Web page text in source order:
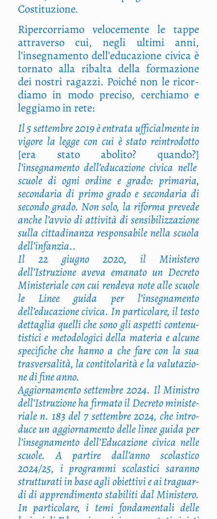
Costituzione.
Riper­cor­ria­mo velo­ce­men­te le tap­pe
attra­ver­so cui, negli ulti­mi anni,
l’insegnamento dell’educazione civi­ca è
tor­na­to alla ribal­ta del­la for­ma­zio­ne
dei nostri ragaz­zi. Poi­ché non le ricor­
dia­mo in modo pre­ci­so, cer­chia­mo e
leg­gia­mo in rete:
Il 5 set­tem­bre 2019 è entra­ta uffi­cial­men­te in
vigo­re la leg­ge con cui è sta­to rein­tro­dot­to
[era sta­to abo­li­to? quan­do?]
l’insegnamento dell’educazione civi­ca nel­le
scuo­le di ogni ordi­ne e gra­do: pri­ma­ria,
secon­da­ria di pri­mo gra­do e secon­da­ria di
secon­do gra­do. Non solo, la rifor­ma pre­ve­de
anche l’avvio di atti­vi­tà di sen­si­bi­liz­za­zio­ne
sul­la cit­ta­di­nan­za respon­sa­bi­le nel­la scuo­la
dell’infanzia..
Il 22 giu­gno 2020, il Mini­ste­ro
dell’Istruzione ave­va ema­na­to un Decre­to
Mini­ste­ria­le con cui ren­de­va note alle scuo­le
le Linee gui­da per l’insegnamento
dell’educazione civi­ca. In par­ti­co­la­re, il testo
det­ta­glia quel­li che sono gli aspet­ti con­te­nu­
ti­sti­ci e meto­do­lo­gi­ci del­la mate­ria e alcu­ne
spe­ci­fi­che che han­no a che fare con la sua
tra­sver­sa­li­tà, la con­ti­to­la­ri­tà e la valu­ta­zio­
ne di fine anno.
Aggior­na­men­to set­tem­bre 2024. Il Mini­stro
del­l’I­stru­zio­ne ha fir­ma­to il Decre­to mini­ste­
ria­le n. 183 del 7 set­tem­bre 2024, che intro­
du­ce un aggior­na­men­to del­le linee gui­da per
l’in­se­gna­men­to del­l’E­du­ca­zio­ne civi­ca nel­le
scuo­le. A par­ti­re dal­l’an­no sco­la­sti­co
2024/25, i pro­gram­mi sco­la­sti­ci saran­no
strut­tu­ra­ti in base agli obiet­ti­vi e ai tra­guar­
di di appren­di­men­to sta­bi­li­ti dal Mini­ste­ro.
In par­ti­co­la­re, i temi fon­da­men­ta­li del­le